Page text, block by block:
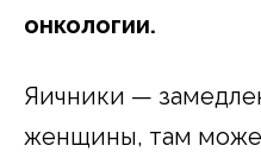
онкологии.
Яичники —
женщины, там